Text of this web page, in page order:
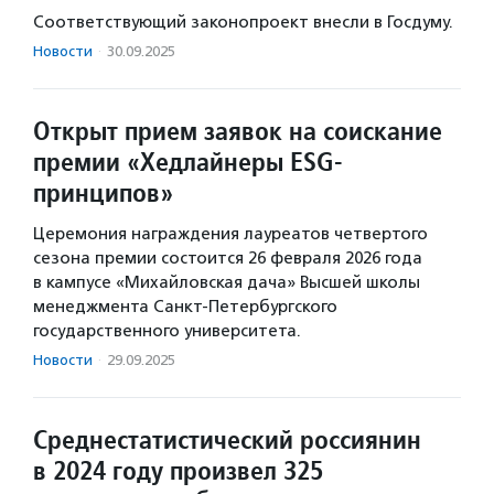
Соответствующий законопроект внесли в Госдуму.
Новости · 30.09.2025
Открыт прием заявок на соискание
премии «Хедлайнеры ESG-
принципов»
Церемония награждения лауреатов четвертого
сезона премии состоится 26 февраля 2026 года
в кампусе «Михайловская дача» Высшей школы
менеджмента Санкт-Петербургского
государственного университета.
Новости · 29.09.2025
Среднестатистический россиянин
в 2024 году произвел 325